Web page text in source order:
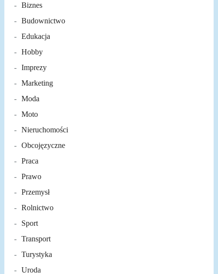
Biznes
Budownictwo
Edukacja
Hobby
Imprezy
Marketing
Moda
Moto
Nieruchomości
Obcojęzyczne
Praca
Prawo
Przemysł
Rolnictwo
Sport
Transport
Turystyka
Uroda